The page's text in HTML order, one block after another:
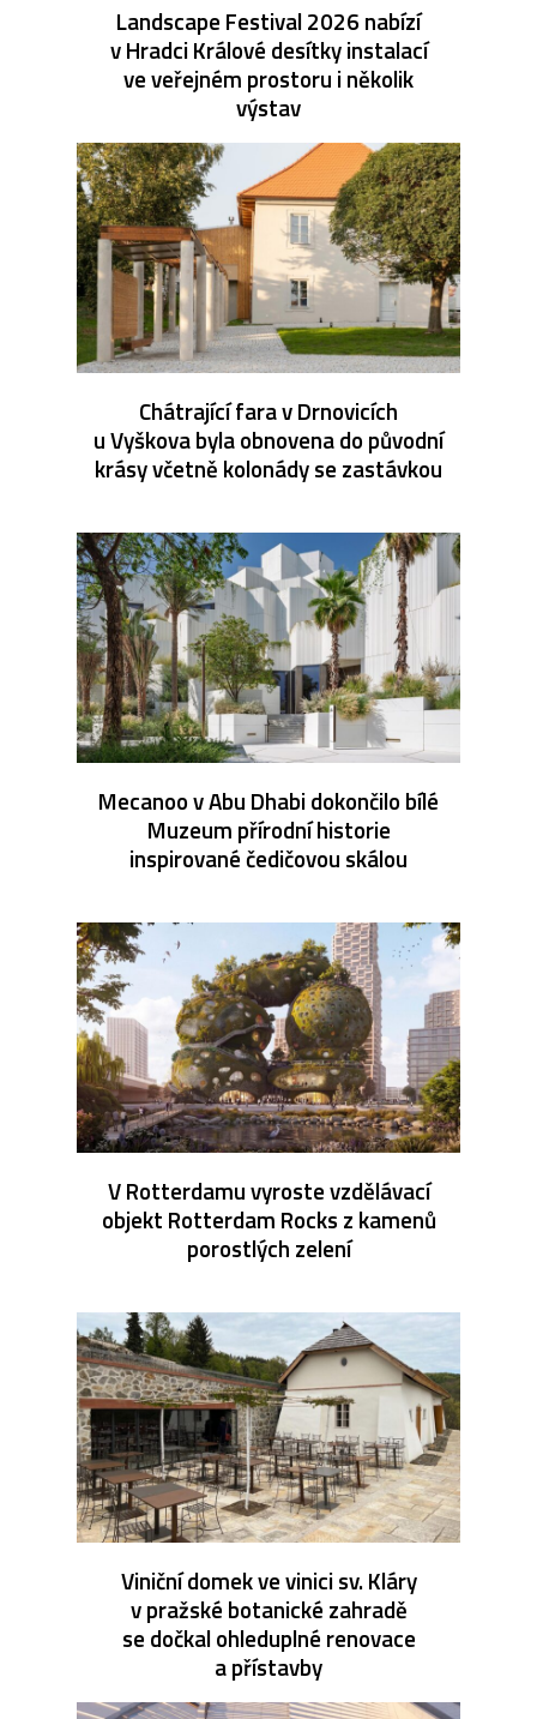
Landscape Festival 2026 nabízí
v Hradci Králové desítky instalací
ve veřejném prostoru i několik
výstav
Chátrající fara v Drnovicích
u Vyškova byla obnovena do původní
krásy včetně kolonády se zastávkou
Mecanoo v Abu Dhabi dokončilo bílé
Muzeum přírodní historie
inspirované čedičovou skálou
V Rotterdamu vyroste vzdělávací
objekt Rotterdam Rocks z kamenů
porostlých zelení
Viniční domek ve vinici sv. Kláry
v pražské botanické zahradě
se dočkal ohleduplné renovace
a přístavby